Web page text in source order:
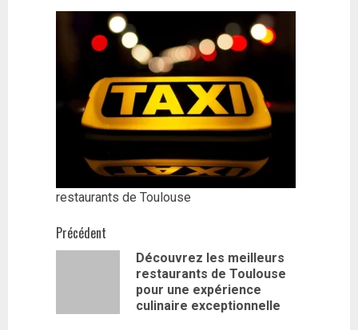
restaurants de Toulouse
Navigation
Précédent
Découvrez les meilleurs
restaurants de Toulouse
pour une expérience
culinaire exceptionnelle